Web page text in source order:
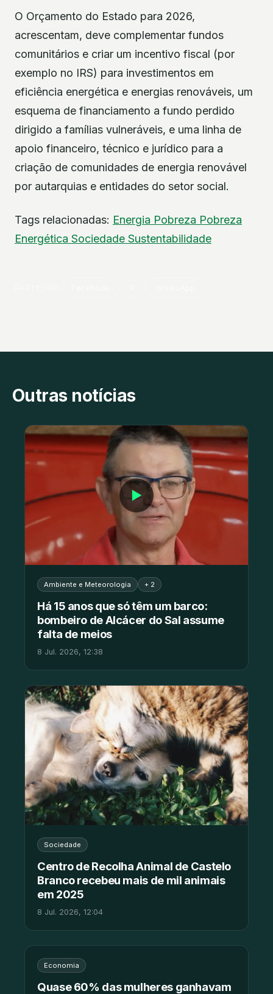
O Orçamento do Estado para 2026,
acrescentam, deve complementar fundos
comunitários e criar um incentivo fiscal (por
exemplo no IRS) para investimentos em
eficiência energética e energias renováveis, um
esquema de financiamento a fundo perdido
dirigido a famílias vulneráveis, e uma linha de
apoio financeiro, técnico e jurídico para a
criação de comunidades de energia renovável
por autarquias e entidades do setor social.
Tags relacionadas: Energia Pobreza Pobreza
Energética Sociedade Sustentabilidade
Outras notícias
▶
Ambiente e Meteorologia + 2
Há 15 anos que só têm um barco:
bombeiro de Alcácer do Sal assume
falta de meios
8 Jul. 2026, 12:38
Sociedade
Centro de Recolha Animal de Castelo
Branco recebeu mais de mil animais
em 2025
8 Jul. 2026, 12:04
Economia
Quase 60% das mulheres ganhavam